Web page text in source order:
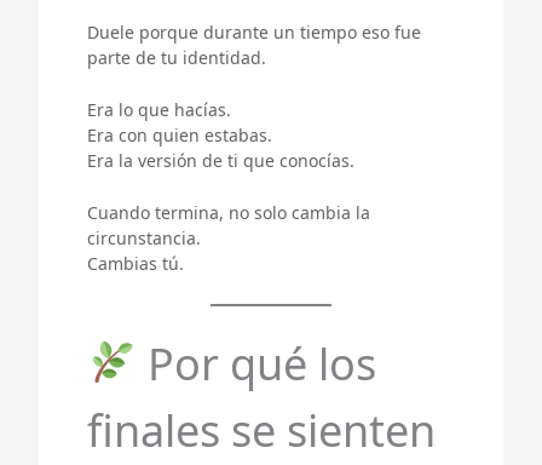
Duele porque durante un tiempo eso fue
parte de tu identidad.
Era lo que hacías.
Era con quien estabas.
Era la versión de ti que conocías.
Cuando termina, no solo cambia la
circunstancia.
Cambias tú.
Por qué los
finales se sienten